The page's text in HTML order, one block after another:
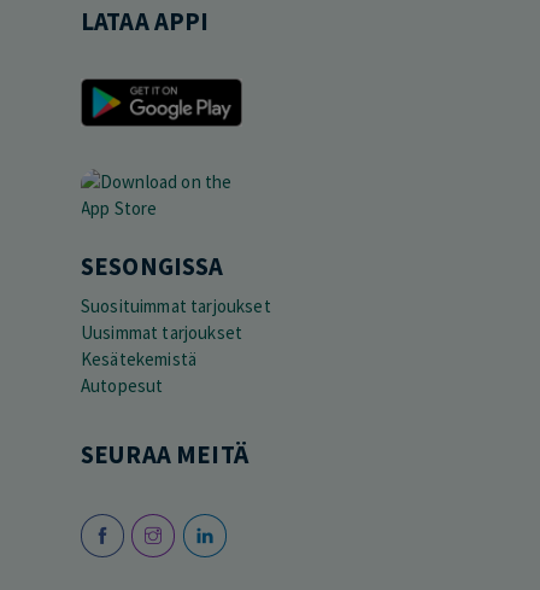
LATAA APPI
SESONGISSA
Suosituimmat tarjoukset
Uusimmat tarjoukset
Kesätekemistä
Autopesut
SEURAA MEITÄ